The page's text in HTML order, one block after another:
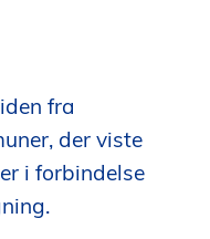
fra
der viste
i forbindelse